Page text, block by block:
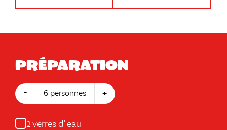
Préparation
- 6 personnes +
2 verres d' eau